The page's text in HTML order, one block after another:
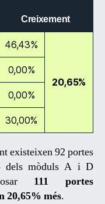
Creixement
46,43%
20,65%
0,00%
0,00%
30,00%
existeixen 92 portes
dels mòduls A i D
111 portes
20,65% més.